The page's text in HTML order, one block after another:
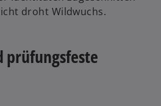
droht Wildwuchs.
prüfungsfeste